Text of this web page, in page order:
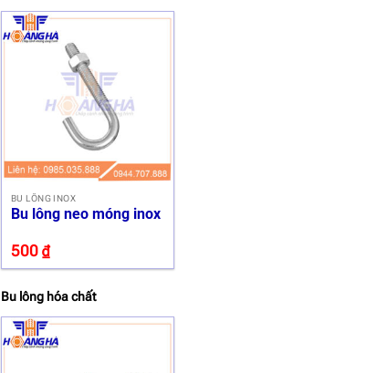
BU LÔNG INOX
Bu lông neo móng inox
500 ₫
Bu lông hóa chất